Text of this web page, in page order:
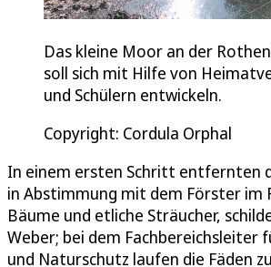
Das kleine Moor an der
soll sich mit Hilfe von
und Schülern entwickeln.
Copyright: Cordula Orphal
In einem ersten Schritt entfernten
in Abstimmung mit dem Förster im
Bäume und etliche Sträucher,
Weber; bei dem Fachbereichsleiter
und Naturschutz laufen die Fäden